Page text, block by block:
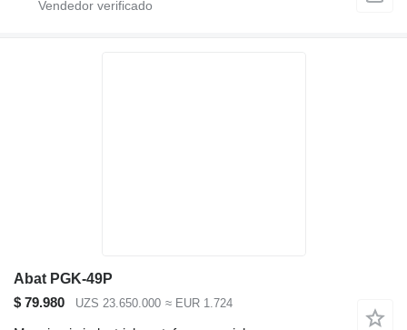
Abat PGK-49P
$ 79.980
UZS 23.650.000 ≈ EUR 1.724